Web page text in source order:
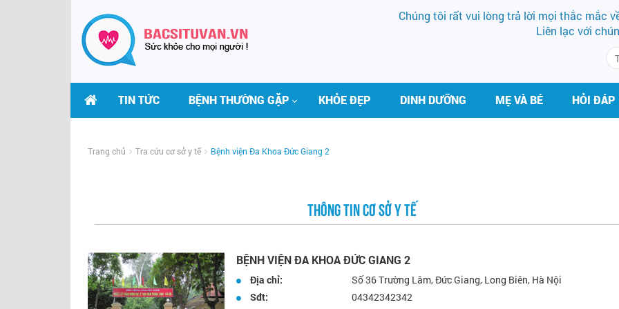
Chúng tôi rất vui lòng trả lời mọi thắc mắc
Liên lạc với
TIN TỨC BỆNH THƯỜNG GẶP KHỎE ĐẸP DINH DƯỠNG MẸ VÀ BÉ HỎI ĐÁP
Trang chủ Tra cứu cơ sở y tế Bệnh viện Đa Khoa Đức Giang 2
THÔNG TIN CƠ SỞ Y TẾ
BỆNH VIỆN ĐA KHOA ĐỨC GIANG 2
Địa chỉ:
Số 36 Trường Lâm, Đức Giang, Long Biên, Hà Nội
Sđt:
04342342342
THS.BS LÊ THỊ HẢI